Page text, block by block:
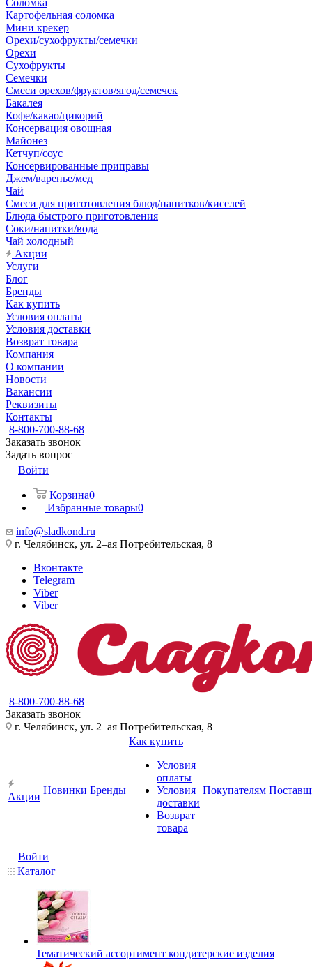
Соломка
Картофельная соломка
Мини крекер
Орехи/сухофрукты/семечки
Орехи
Сухофрукты
Семечки
Смеси орехов/фруктов/ягод/семечек
Бакалея
Кофе/какао/цикорий
Консервация овощная
Майонез
Кетчуп/соус
Консервированные приправы
Джем/варенье/мед
Чай
Смеси для приготовления блюд/напитков/киселей
Блюда быстрого приготовления
Соки/напитки/вода
Чай холодный
Акции
Услуги
Блог
Бренды
Как купить
Условия оплаты
Условия доставки
Возврат товара
Компания
О компании
Новости
Вакансии
Реквизиты
Контакты
8-800-700-88-68
Заказать звонок
Задать вопрос
Войти
Корзина0
Избранные товары0
info@sladkond.ru
г. Челябинск, ул. 2–ая Потребительская, 8
Вконтакте
Telegram
Viber
Viber
8-800-700-88-68
Заказать звонок
г. Челябинск, ул. 2–ая Потребительская, 8
Акции
Новинки Бренды
Как купить
Условия
оплаты
Условия
доставки
Возврат
товара
Покупателям
Войти
Каталог
Тематический ассортимент кондитерские изделия